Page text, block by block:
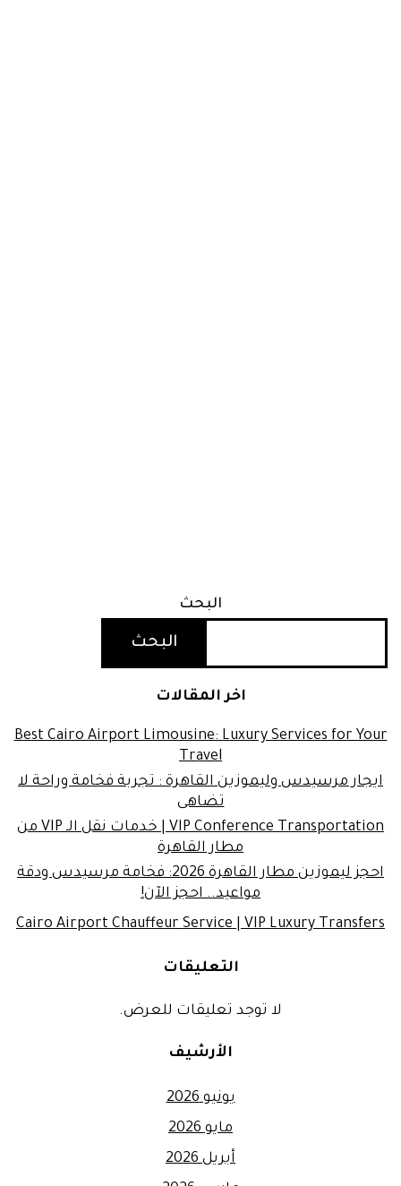
البحث
البحث
اخر المقالات
Best Cairo Airport Limousine: Luxury Services for Your
Travel
ايجار مرسيدس وليموزين القاهرة : تجربة فخامة وراحة لا
تضاهى
VIP Conference Transportation | خدمات نقل الـ VIP من
مطار القاهرة
احجز ليموزين مطار القاهرة 2026: فخامة مرسيدس ودقة
مواعيد.. احجز الآن!
Cairo Airport Chauffeur Service | VIP Luxury Transfers
التعليقات
لا توجد تعليقات للعرض.
الأرشيف
يونيو 2026
مايو 2026
أبريل 2026